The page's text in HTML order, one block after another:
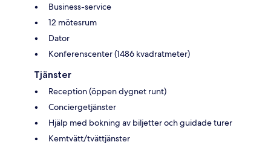
Business-service
12 mötesrum
Dator
Konferenscenter (1486 kvadratmeter)
Tjänster
Reception (öppen dygnet runt)
Conciergetjänster
Hjälp med bokning av biljetter och guidade turer
Kemtvätt/tvättjänster